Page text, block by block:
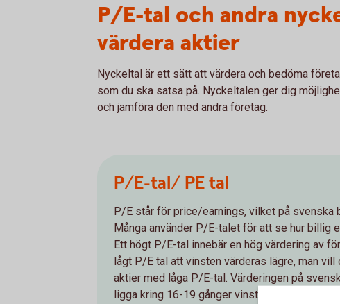
P/E-tal och andra
värdera aktier
Nyckeltal är ett sätt att värdera och bedöma
som du ska satsa på. Nyckeltalen ger dig
och jämföra den med andra företag.
P/E-tal/ PE tal
P/E står för price/earnings, vilket på svenska
Många använder P/E-talet för att se hur billig
Ett högt P/E-tal innebär en hög värdering av
lågt P/E tal att vinsten värderas lägre, man vill
aktier med låga P/E-tal. Värderingen på
ligga kring 16-19 gånger vinsten för